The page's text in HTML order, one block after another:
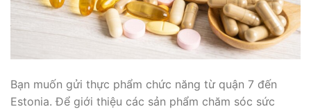
Bạn muốn gửi thực phẩm chức năng từ quận 7 đến
Estonia. Để giới thiệu các sản phẩm chăm sóc sức